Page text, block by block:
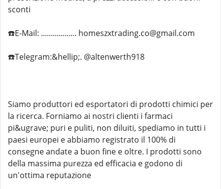
sconti
☎️E-Mail: .................. homeszxtrading.co@gmail.com
☎️Telegram:&hellip;. @altenwerth918
Siamo produttori ed esportatori di prodotti chimici per
la ricerca. Forniamo ai nostri clienti i farmaci
pi&ugrave; puri e puliti, non diluiti, spediamo in tutti i
paesi europei e abbiamo registrato il 100% di
consegne andate a buon fine e oltre. I prodotti sono
della massima purezza ed efficacia e godono di
un'ottima reputazione